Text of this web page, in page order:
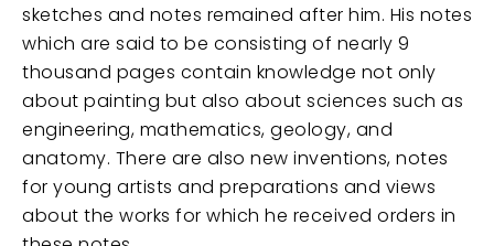
sketches and notes remained after him. His notes
which are said to be consisting of nearly 9
thousand pages contain knowledge not only
about painting but also about sciences such as
engineering, mathematics, geology, and
anatomy. There are also new inventions, notes
for young artists and preparations and views
about the works for which he received orders in